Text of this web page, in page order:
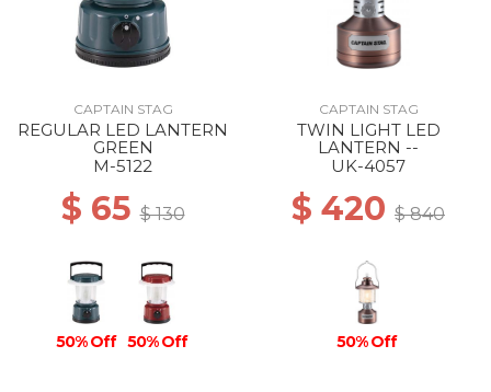
CAPTAIN STAG
REGULAR LED LANTERN
GREEN
M-5122
$ 65$ 130
50% Off 50% Off
CAPTAIN STAG
TWIN LIGHT LED
LANTERN --
UK-4057
$ 420 $ 840
50% Off